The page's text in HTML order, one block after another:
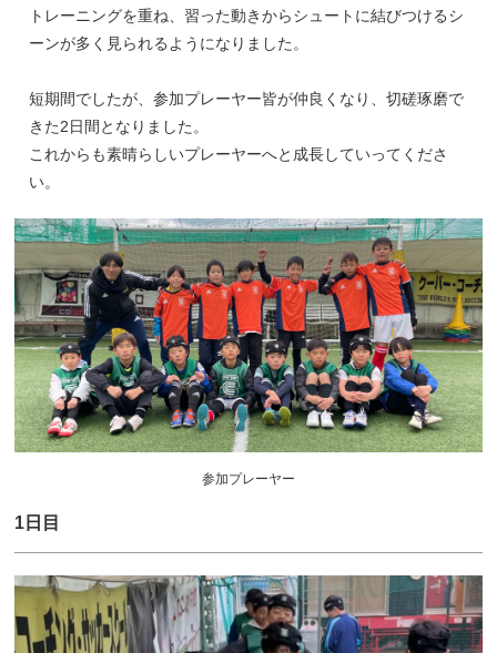
トレーニングを重ね、習った動きからシュートに結びつけるシ
ーンが多く見られるようになりました。
短期間でしたが、参加プレーヤー皆が仲良くなり、切磋琢磨で
きた2日間となりました。
これからも素晴らしいプレーヤーへと成長していってくださ
い。
参加プレーヤー
1日目